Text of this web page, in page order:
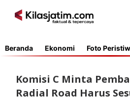
Beranda Ekonomi Foto
Komisi C Minta
Radial Road Harus